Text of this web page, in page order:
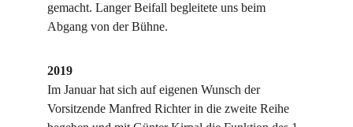
gemacht. Langer Beifall begleitete uns beim
Abgang von der Bühne.
2019
Im Januar hat sich auf eigenen Wunsch der
Vorsitzende Manfred Richter in die zweite Reihe